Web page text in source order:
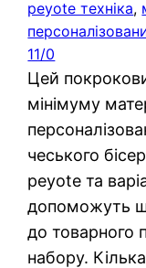
peyote техніка,
11/0
Цей
мінімуму
чеського
peyote та
допоможуть
до товарного
набору.